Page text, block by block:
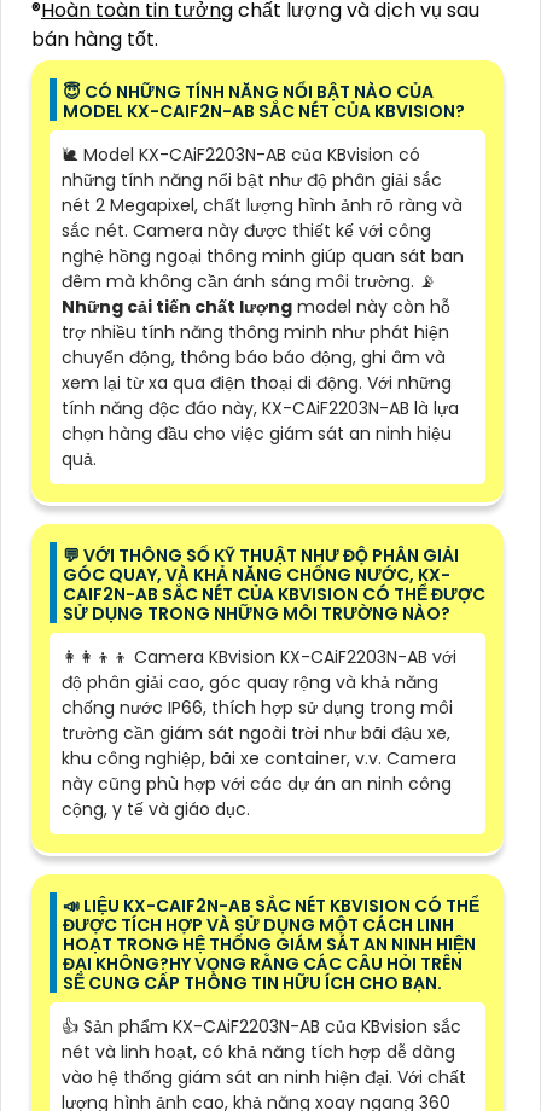
®️Hoàn toàn tin tưởngchất lượng và dịch vụ sau
bán hàng tốt.
😇 CÓ NHỮNG TÍNH NĂNG NỔI BẬT NÀO CỦA
MODEL KX-CAIF2N-AB SẮC NÉT CỦA KBVISION?
🐌 Model KX-CAiF2203N-AB của KBvision có
những tính năng nổi bật như độ phân giải sắc
nét 2 Megapixel, chất lượng hình ảnh rõ ràng và
sắc nét. Camera này được thiết kế với công
nghệ hồng ngoại thông minh giúp quan sát ban
đêm mà không cần ánh sáng môi trường. 📡
Những cải tiến chất lượng model này còn hỗ
trợ nhiều tính năng thông minh như phát hiện
chuyển động, thông báo báo động, ghi âm và
xem lại từ xa qua điện thoại di động. Với những
tính năng độc đáo này, KX-CAiF2203N-AB là lựa
chọn hàng đầu cho việc giám sát an ninh hiệu
quả.
️💬 VỚI THÔNG SỐ KỸ THUẬT NHƯ ĐỘ PHÂN GIẢI
GÓC QUAY, VÀ KHẢ NĂNG CHỐNG NƯỚC, KX-
CAIF2N-AB SẮC NÉT CỦA KBVISION CÓ THỂ ĐƯỢC
SỬ DỤNG TRONG NHỮNG MÔI TRƯỜNG NÀO?
👩‍👩‍👦‍👦 Camera KBvision KX-CAiF2203N-AB với
độ phân giải cao, góc quay rộng và khả năng
chống nước IP66, thích hợp sử dụng trong môi
trường cần giám sát ngoài trời như bãi đậu xe,
khu công nghiệp, bãi xe container, v.v. Camera
này cũng phù hợp với các dự án an ninh công
cộng, y tế và giáo dục.
📣 LIỆU KX-CAIF2N-AB SẮC NÉT KBVISION CÓ THỂ
ĐƯỢC TÍCH HỢP VÀ SỬ DỤNG MỘT CÁCH LINH
HOẠT TRONG HỆ THỐNG GIÁM SÁT AN NINH HIỆN
ĐẠI KHÔNG?HY VỌNG RẰNG CÁC CÂU HỎI TRÊN
SẼ CUNG CẤP THÔNG TIN HỮU ÍCH CHO BẠN.
👍 Sản phẩm KX-CAiF2203N-AB của KBvision sắc
nét và linh hoạt, có khả năng tích hợp dễ dàng
vào hệ thống giám sát an ninh hiện đại. Với chất
lượng hình ảnh cao, khả năng xoay ngang 360